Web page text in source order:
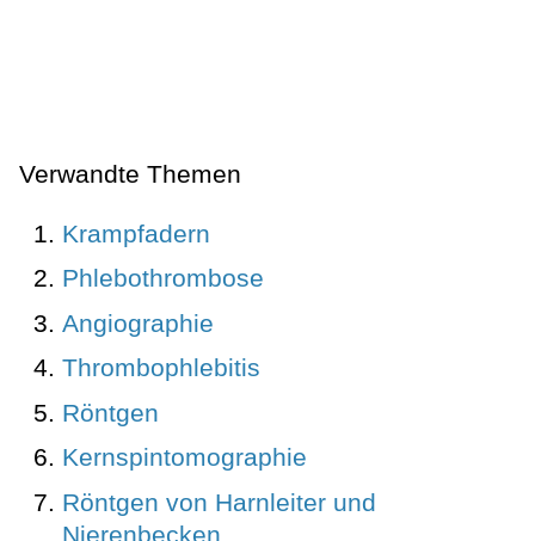
Verwandte Themen
Krampfadern
Phlebothrombose
Angiographie
Thrombophlebitis
Röntgen
Kernspintomographie
Röntgen von Harnleiter und
Nierenbecken